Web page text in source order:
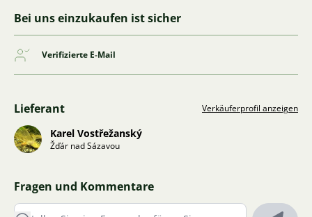
Bei uns einzukaufen ist sicher
Verifizierte E-Mail
Lieferant Verkäuferprofil anzeigen
Karel Vostřežanský
Žďár nad Sázavou
Fragen und Kommentare